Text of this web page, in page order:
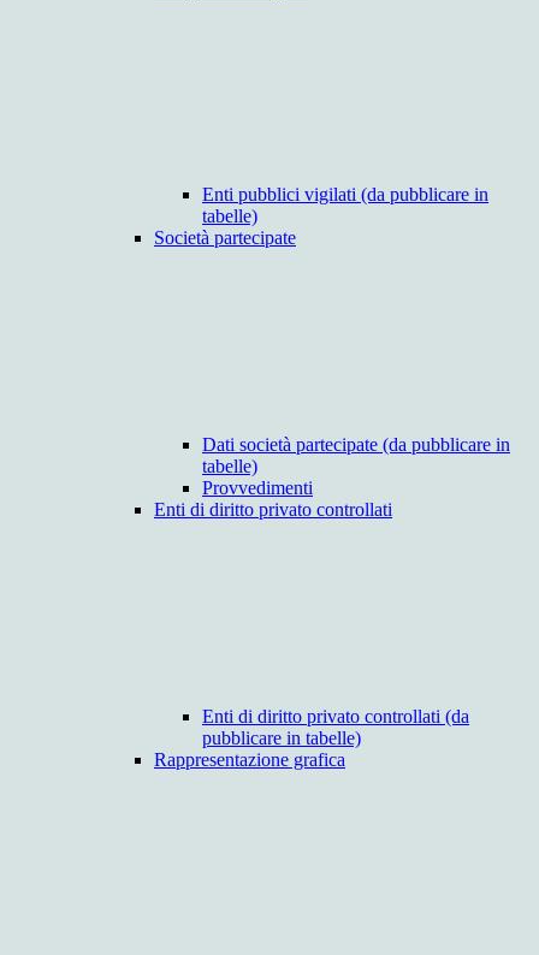
Enti pubblici vigilati (da pubblicare in
tabelle)
Società partecipate
Dati società partecipate (da pubblicare in
tabelle)
Provvedimenti
Enti di diritto privato controllati
Enti di diritto privato controllati (da
pubblicare in tabelle)
Rappresentazione grafica